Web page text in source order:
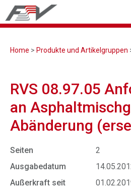
Home > Produkte und Artikelgruppen
RVS 08.97.05
an
Abänderung
Seiten
2
Ausgabedatum
Außerkraft seit